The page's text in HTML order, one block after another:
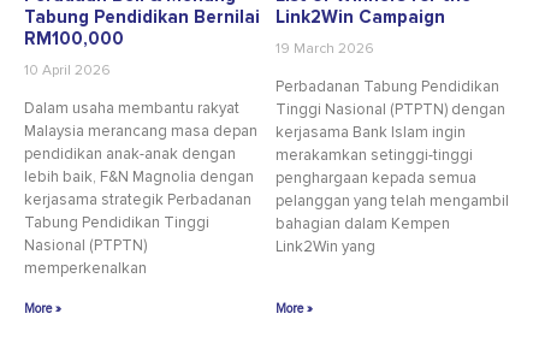
Tabung Pendidikan Bernilai
RM100,000
10 April 2026
Dalam usaha membantu rakyat
Malaysia merancang masa depan
pendidikan anak-anak dengan
lebih baik, F&N Magnolia dengan
kerjasama strategik Perbadanan
Tabung Pendidikan Tinggi
Nasional (PTPTN)
memperkenalkan
More »
Link2Win Campaign
19 March 2026
Perbadanan Tabung Pendidikan
Tinggi Nasional (PTPTN) dengan
kerjasama Bank Islam ingin
merakamkan setinggi-tinggi
penghargaan kepada semua
pelanggan yang telah mengambil
bahagian dalam Kempen
Link2Win yang
More »